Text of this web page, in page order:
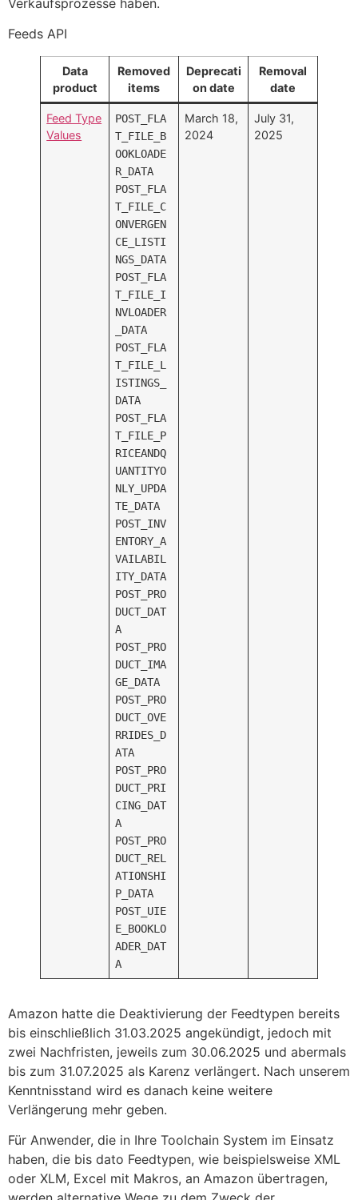
Feeds API
Data
product
Removed
items
Deprecati
on date
Removal
date
Feed Type
Values
POST_FLA
T_FILE_B
OOKLOADE
R_DATA
POST_FLA
T_FILE_C
ONVERGEN
CE_LISTI
NGS_DATA
POST_FLA
T_FILE_I
NVLOADER
_DATA
POST_FLA
T_FILE_L
ISTINGS_
DATA
POST_FLA
T_FILE_P
RICEANDQ
UANTITYO
NLY_UPDA
TE_DATA
POST_INV
ENTORY_A
VAILABIL
ITY_DATA
POST_PRO
DUCT_DAT
A
POST_PRO
DUCT_IMA
GE_DATA
POST_PRO
DUCT_OVE
RRIDES_D
ATA
POST_PRO
DUCT_PRI
CING_DAT
A
POST_PRO
DUCT_REL
ATIONSHI
P_DATA
POST_UIE
E_BOOKLO
ADER_DAT
A
March 18,
2024
July 31,
2025
Amazon hatte die Deaktivierung der Feedtypen bereits
bis einschließlich 31.03.2025 angekündigt, jedoch mit
zwei Nachfristen, jeweils zum 30.06.2025 und abermals
bis zum 31.07.2025 als Karenz verlängert. Nach unserem
Kenntnisstand wird es danach keine weitere
Verlängerung mehr geben.
Für Anwender, die in Ihre Toolchain System im Einsatz
haben, die bis dato Feedtypen, wie beispielsweise XML
oder XLM, Excel mit Makros, an Amazon übertragen,